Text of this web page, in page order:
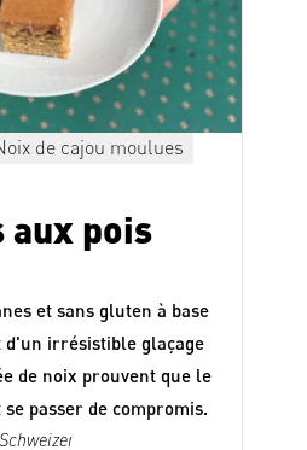
de cajou moulues
aux pois
et sans gluten à base
d'un irrésistible glaçage
de noix prouvent que le
passer de compromis.